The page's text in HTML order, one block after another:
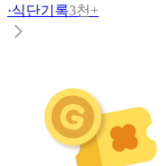
·식단기록3천+